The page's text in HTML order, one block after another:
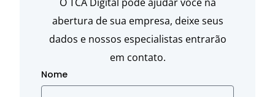
abertura de sua empresa, deixe seus
dados e nossos especialistas entrarão
em contato.
Nome